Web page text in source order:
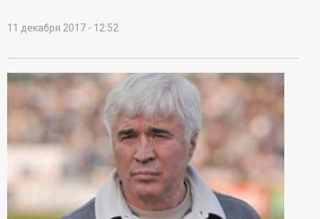
11 декабря 2017 - 12:52